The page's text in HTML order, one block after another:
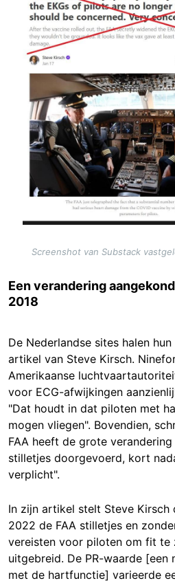
Screenshot van Substack
Een verandering
2018
De Nederlandse sites halen
artikel van Steve Kirsch.
Amerikaanse
voor ECG-afwijkingen
"Dat houdt in dat piloten met
mogen vliegen". Bovendien,
FAA heeft de grote
stilletjes doorgevoerd, kort
verplicht".
In zijn artikel stelt Steve
2022 de FAA stilletjes en
vereisten voor piloten om fit te
uitgebreid. De PR-waarde [een
met de hartfunctie] varieerde